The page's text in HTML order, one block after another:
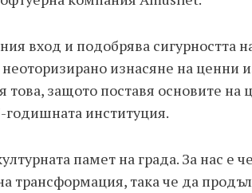
вход и подобрява сигурността
изнасяне на ценни
защото поставя основите на
институция.
памет на града. За нас е
трансформация, така че да